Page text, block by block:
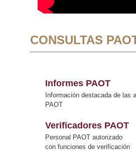
CONSULTAS
Informes PAOT
Información destacada de las
PAOT
Verificadores PAOT
Personal PAOT autorizado
con funciones de verificación